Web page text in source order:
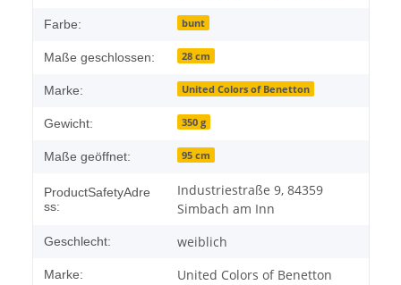
Farbe: bunt
Maße geschlossen: 28 cm
Marke: United Colors of Benetton
Gewicht: 350 g
Maße geöffnet: 95 cm
ProductSafetyAdre
ss:
Industriestraße 9, 84359
Simbach am Inn
Geschlecht: weiblich
Marke: United Colors of Benetton